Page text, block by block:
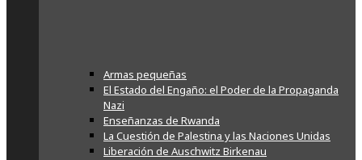
Armas pequeñas
El Estado del Engaño: el Poder de la Propaganda
Nazi
Enseñanzas de Rwanda
La Cuestión de Palestina y las Naciones Unidas
Liberación de Auschwitz Birkenau